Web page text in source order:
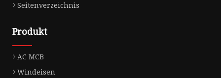
Seitenverzeichnis
Produkt
AC MCB
Windeisen